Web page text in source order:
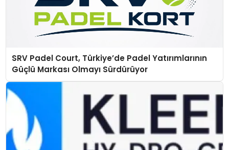
SRV Padel Court, Türkiye’de Padel Yatırımlarının
Güçlü Markası Olmayı Sürdürüyor